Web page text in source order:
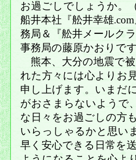
お過ごしでしょうか。
船井本社『舩井幸雄
務局＆『舩井メールク
事務局の藤原かおりで
熊本、大分の地震で
れた方々には心よりお
申し上げます。いまだ
がおさまらないようで
な日々をお過ごしの方
いらっしゃるかと思い
早く安心できる日常を